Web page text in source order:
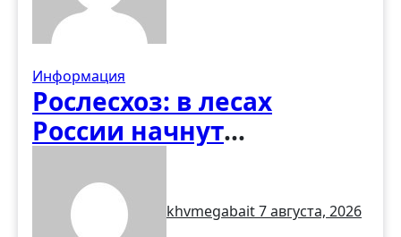
Информация
Рослесхоз: в лесах
России начнут
тропы» без рубки
деревьев
khvmegabait7 августа, 2026